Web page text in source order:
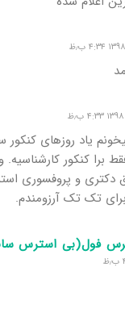
یاد روزهای
برا کنکور کارشناسیه.
دکتری و پروفسوری
برای تک تک آرزومندم.
فول(بی استرس